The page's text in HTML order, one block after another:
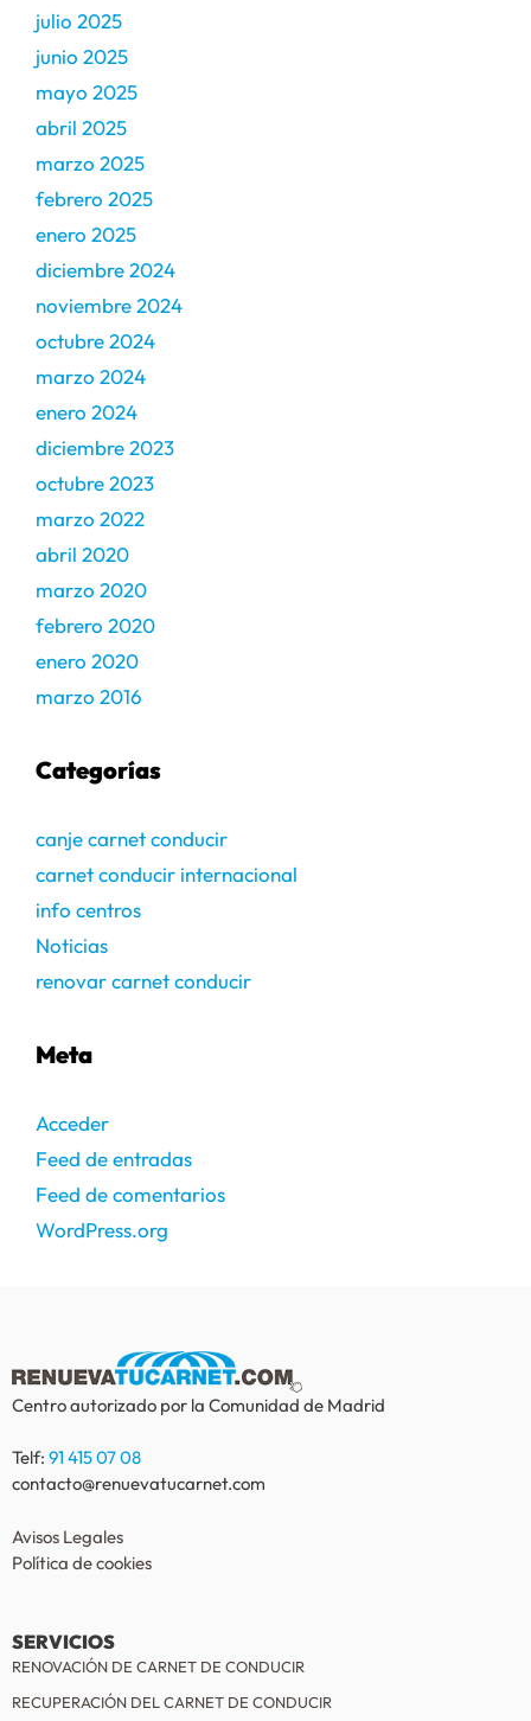
julio 2025
junio 2025
mayo 2025
abril 2025
marzo 2025
febrero 2025
enero 2025
diciembre 2024
noviembre 2024
octubre 2024
marzo 2024
enero 2024
diciembre 2023
octubre 2023
marzo 2022
abril 2020
marzo 2020
febrero 2020
enero 2020
marzo 2016
Categorías
canje carnet conducir
carnet conducir internacional
info centros
Noticias
renovar carnet conducir
Meta
Acceder
Feed de entradas
Feed de comentarios
WordPress.org
Centro autorizado por la Comunidad de Madrid
Telf: 91 415 07 08
contacto@renuevatucarnet.com
Avisos Legales
Política de cookies
SERVICIOS
RENOVACIÓN DE CARNET DE CONDUCIR
RECUPERACIÓN DEL CARNET DE CONDUCIR